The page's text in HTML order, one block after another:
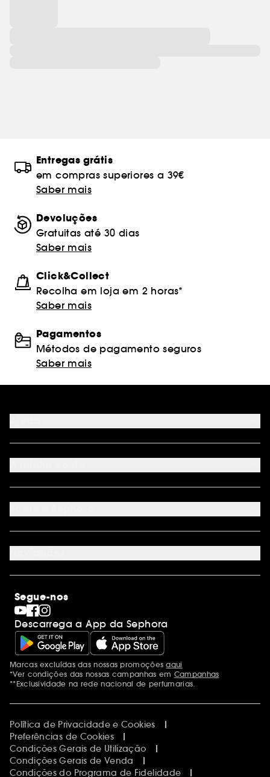
Entregas grátis
em compras superiores a 39€
Saber mais
Devoluções
Gratuitas até 30 dias
Saber mais
Click&Collect
Recolha em loja em 2 horas*
Saber mais
Pagamentos
Métodos de pagamento seguros
Saber mais
FAQ
Métodos de pagamento
Cartão oferta físico
Cartão oferta empresas
Site Map
Seguir encomenda
Programa de Fidelidade
Juntar Sephora
Sephora Prize 2026
Internacional
Descobrir a Sephora
Código promocional Sephora
Saldos
Dia dos Namorados
Dia do Pai
Dia da Mãe
Calendários do Advento
Singles' Day
Black Friday
Cyber Monday
Blue Monday
Segue-nos
Descarrega a App da Sephora
Menções adicionais
Marcas excluídas das nossas promoçõesaqui
*Ver condições das nossas campanhas em Campanhas
**Exclusividade na rede nacional de perfumarias.
Política de Privacidade e Cookies
Preferências de Cookies
Condições Gerais de Utilização
Condições Gerais de Venda
Condições do Programa de Fidelidade